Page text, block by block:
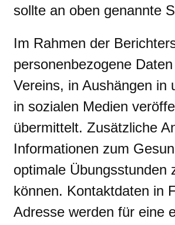
sollte an oben genannte
Im Rahmen der
personenbezogene
Vereins, in Aushängen in
in sozialen Medien
übermittelt. Zusätzliche
Informationen zum
optimale
können. Kontaktdaten in
Adresse werden für eine